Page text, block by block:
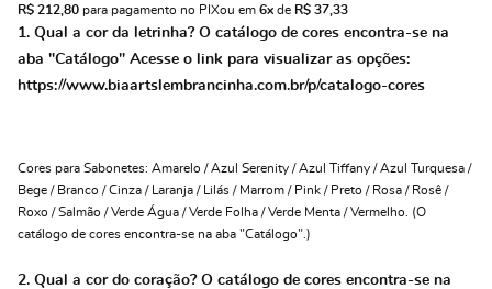
R$ 212,80 para pagamento no PIXou em 6x de R$ 37,33
1. Qual a cor da letrinha? O catálogo de cores encontra-se na
aba "Catálogo" Acesse o link para visualizar as opções:
https://www.biaartslembrancinha.com.br/p/catalogo-cores
Cores para Sabonetes: Amarelo / Azul Serenity / Azul Tiffany / Azul Turquesa /
Bege / Branco / Cinza / Laranja / Lilás / Marrom / Pink / Preto / Rosa / Rosê /
Roxo / Salmão / Verde Água / Verde Folha / Verde Menta / Vermelho. (O
catálogo de cores encontra-se na aba "Catálogo".)
2. Qual a cor do coração? O catálogo de cores encontra-se na